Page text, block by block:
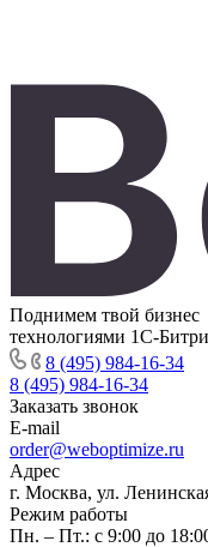
Поднимем твой бизнес
технологиями 1С-
8 (495) 984-16-34
8 (495) 984-16-34
Заказать звонок
E-mail
order@weboptimize.ru
Адрес
г. Москва, ул.
Режим работы
Пн. – Пт.: с 9:00 до